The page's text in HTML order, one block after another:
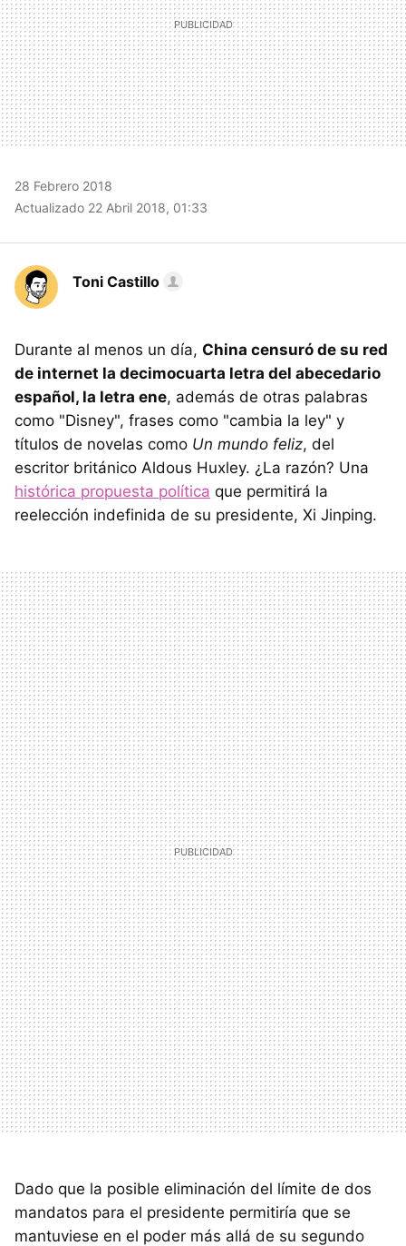
28 Febrero 2018
Actualizado 22 Abril 2018, 01:33
Toni Castillo
Durante al menos un día, China censuró de su red
de internet la decimocuarta letra del abecedario
español, la letra ene, además de otras palabras
como "Disney", frases como "cambia la ley" y
títulos de novelas como Un mundo feliz, del
escritor británico Aldous Huxley. ¿La razón? Una
histórica propuesta política que permitirá la
reelección indefinida de su presidente, Xi Jinping.
Dado que la posible eliminación del límite de dos
mandatos para el presidente permitiría que se
mantuviese en el poder más allá de su segundo